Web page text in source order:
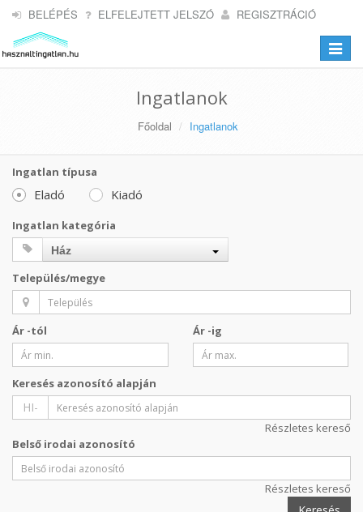
BELÉPÉS ELFELEJTETT JELSZÓ REGISZTRÁCIÓ
Toggle
Ingatlanok
Főoldal Ingatlanok
Ingatlan típusa
Eladó Kiadó
Ingatlan kategória
Ház
Település/megye
Ár -tól Ár -ig
Keresés azonosító alapján
HI-
Részletes kereső
Belső irodai azonosító
Részletes kereső